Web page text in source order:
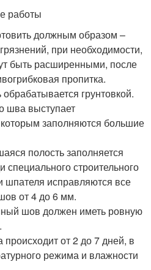
работы
должным образом –
при необходимости,
быть расширенными, после
пропитка.
грунтовкой.
шва выступает
заполняются большие
полость заполняется
строительного
исправляются все
от 4 до 6 мм.
шов должен иметь ровную
происходит от 2 до 7 дней, в
режима и влажности